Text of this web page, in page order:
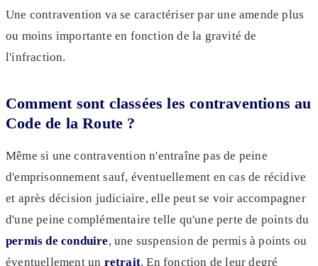
Une contravention va se caractériser par une amende plus
ou moins importante en fonction de la gravité de
l'infraction.
Comment sont classées les contraventions au
Code de la Route ?
Même si une contravention n'entraîne pas de peine
d'emprisonnement sauf, éventuellement en cas de récidive
et après décision judiciaire, elle peut se voir accompagner
d'une peine complémentaire telle qu'une perte de points du
permis de conduire, une suspension de permis à points ou
éventuellement un retrait. En fonction de leur degré